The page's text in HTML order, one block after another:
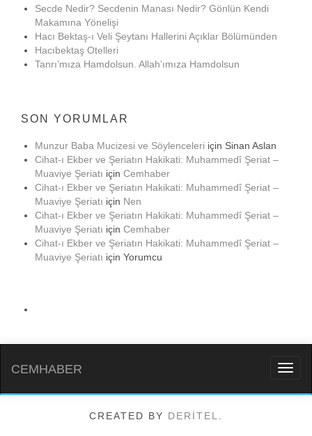
Secde Nedir? Secdenin Manası Nedir? Gönlün Kendi
Makamına Yönelişi
Hacı Bektaş-ı Veli Şeytanı Hallerini Açıklar Bölümünden
Hacıbektaş Otelleri
Tanrı’mıza Hamdolsun. Allah’ımıza Hamdolsun
SON YORUMLAR
Munzur Baba Mucizesi ve Söylenceleri için Sinan Aslan
Cihat-ı Ekber ve Şeriatın Hakikati: Muhammedî Şeriat –
Muaviye Şeriatı için Cemhaber
Cihat-ı Ekber ve Şeriatın Hakikati: Muhammedî Şeriat –
Muaviye Şeriatı için Nen
Cihat-ı Ekber ve Şeriatın Hakikati: Muhammedî Şeriat –
Muaviye Şeriatı için Cemhaber
Cihat-ı Ekber ve Şeriatın Hakikati: Muhammedî Şeriat –
Muaviye Şeriatı için Yorumcu
CEMHABER
CREATED BY DERİTEL